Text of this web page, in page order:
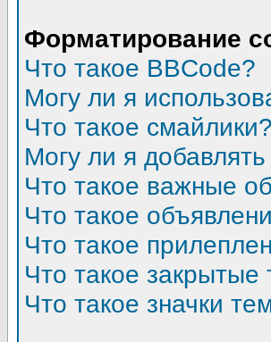
Форматирование
Что такое BBCode?
Могу ли я
Что такое смайлики?
Могу ли я
Что такое важные
Что такое
Что такое
Что такое закрытые
Что такое значки